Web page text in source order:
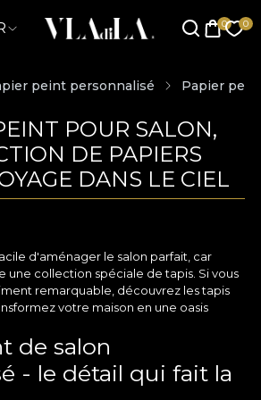
peint personnalisé Papier
POUR SALON,
DE PAPIERS
DANS LE CIEL
d'aménager le salon parfait, car
une collection spéciale de tapis. Si vous
remarquable, découvrez les tapis
votre maison en une oasis
de salon
- le détail qui fait la